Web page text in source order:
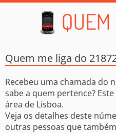
Quem me liga do
Recebeu uma chamada do
sabe a quem pertence?
área de Lisboa.
Veja os detalhes deste
outras pessoas que